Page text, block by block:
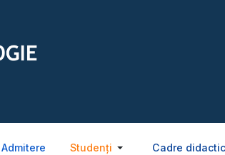
Admitere Studenți Cadre